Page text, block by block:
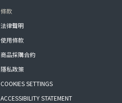
條款
法律聲明
使用條款
商品採購合約
隱私政策
COOKIES SETTINGS
ACCESSIBILITY STATEMENT